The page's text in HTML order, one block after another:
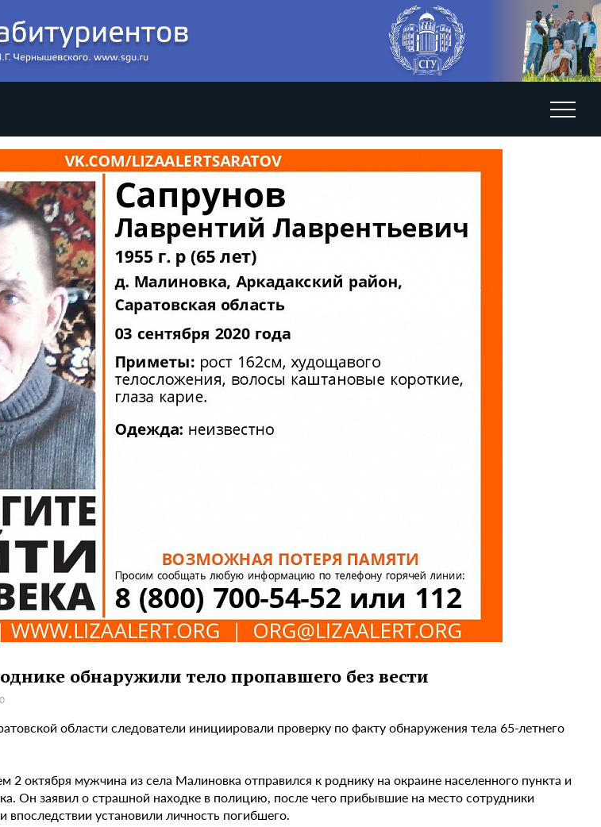
обнаружили тело пропавшего без вести
области следователи инициировали проверку по факту обнаружения тела 65-летнего
октября мужчина из села Малиновка отправился к роднику на окраине населенного пункта и
Он заявил о страшной находке в полицию, после чего прибывшие на место сотрудники
впоследствии установили личность погибшего.